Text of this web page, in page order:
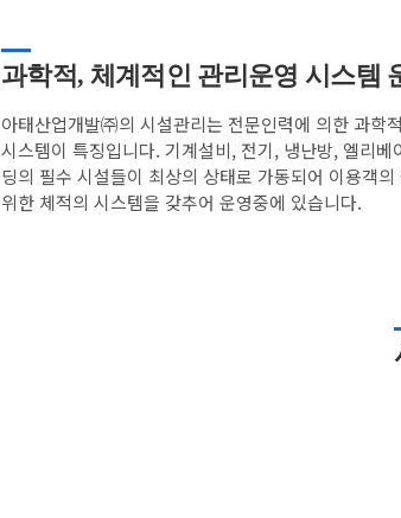
과학적, 체계적인 관리운영 시스템
아태산업개발㈜의 시설관리는 전문인력에 의한 과학
시스템이 특징입니다. 기계설비, 전기, 냉난방, 엘리베
딩의 필수 시설들이 최상의 상태로 가동되어 이용객
위한 체적의 시스템을 갖추어 운영중에 있습니다.